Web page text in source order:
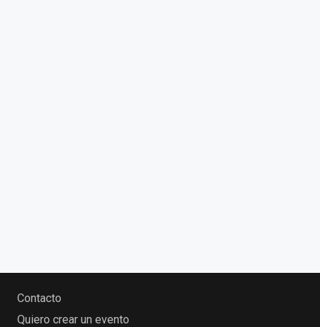
Contacto
Quiero crear un evento